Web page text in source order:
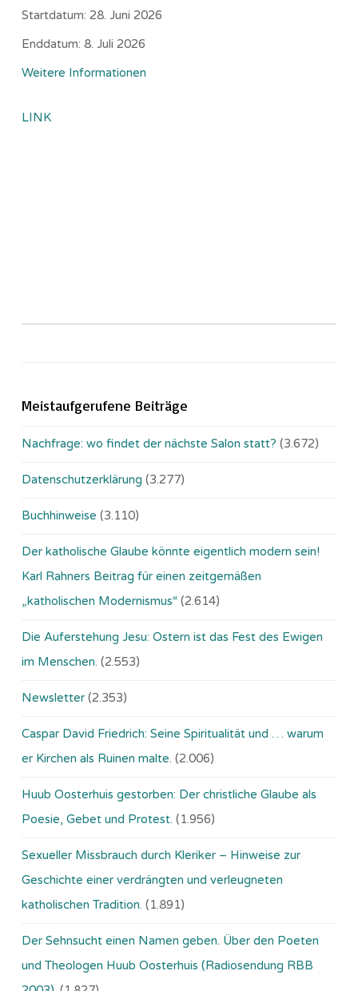
Startdatum: 28. Juni 2026
Enddatum: 8. Juli 2026
Weitere Informationen
LINK
Meistaufgerufene Beiträge
Nachfrage: wo findet der nächste Salon statt? (3.672)
Datenschutzerklärung (3.277)
Buchhinweise (3.110)
Der katholische Glaube könnte eigentlich modern sein!
Karl Rahners Beitrag für einen zeitgemäßen
„katholischen Modernismus“ (2.614)
Die Auferstehung Jesu: Ostern ist das Fest des Ewigen
im Menschen. (2.553)
Newsletter (2.353)
Caspar David Friedrich: Seine Spiritualität und … warum
er Kirchen als Ruinen malte. (2.006)
Huub Oosterhuis gestorben: Der christliche Glaube als
Poesie, Gebet und Protest. (1.956)
Sexueller Missbrauch durch Kleriker – Hinweise zur
Geschichte einer verdrängten und verleugneten
katholischen Tradition. (1.891)
Der Sehnsucht einen Namen geben. Über den Poeten
und Theologen Huub Oosterhuis (Ra­dio­sen­dung RBB